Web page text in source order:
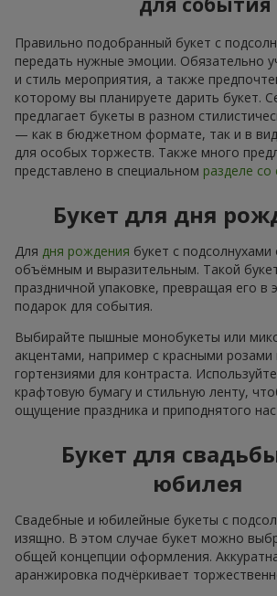
Правильно подобранный букет с
передать нужные эмоции. Обязательно
и стиль мероприятия, а также
которому вы планируете дарить букет.
предлагает букеты в разном
— как в бюджетном формате, так и в
для особых торжеств. Также много
представлено в специальном разделе со
Букет для дня
Для дня рождения букет с
объёмным и выразительным. Такой
праздничной упаковке, превращая его в
подарок для события.
Выбирайте пышные монобукеты или
акцентами, например с красными розами
гортензиями для контраста.
крафтовую бумагу и стильную ленту,
ощущение праздника и приподнятого
Букет для
юбилея
Свадебные и юбилейные букеты с
изящно. В этом случае букет можно
общей концепции оформления.
аранжировка подчёркивает